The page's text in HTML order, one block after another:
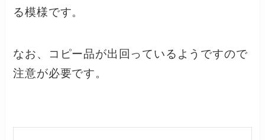
る模様です。
なお、コピー品が出回っているようですので
注意が必要です。